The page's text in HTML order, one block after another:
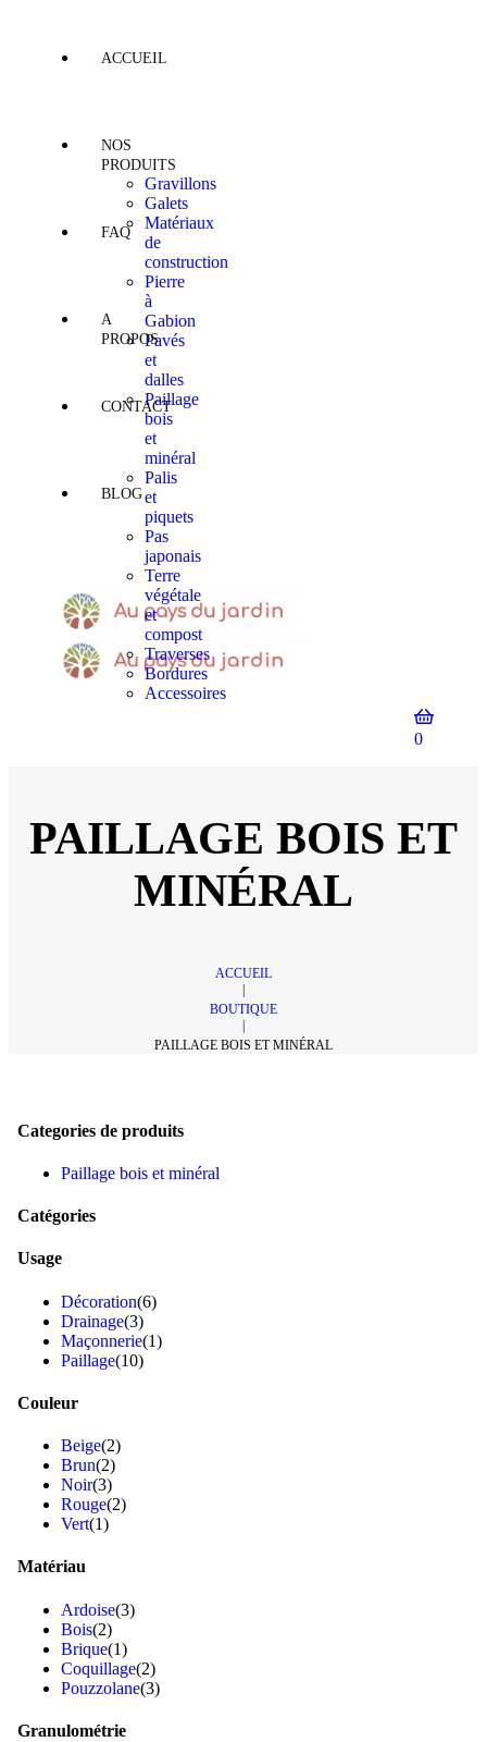
ACCUEIL
NOS
PRODUITS
Gravillons
Galets
Matériaux
de
construction
Pierre
à
Gabion
Pavés
et
dalles
Paillage
bois
et
minéral
Palis
et
piquets
Pas
japonais
Terre
végétale
et
compost
Traverses
Bordures
Accessoires
FAQ
A
PROPOS
CONTACT
BLOG
0
PAILLAGE BOIS ET
MINÉRAL
ACCUEIL
BOUTIQUE
PAILLAGE BOIS ET MINÉRAL
Categories de produits
Paillage bois et minéral
Catégories
Usage
Décoration(6)
Drainage(3)
Maçonnerie(1)
Paillage(10)
Couleur
Beige(2)
Brun(2)
Noir(3)
Rouge(2)
Vert(1)
Matériau
Ardoise(3)
Bois(2)
Brique(1)
Coquillage(2)
Pouzzolane(3)
Granulométrie